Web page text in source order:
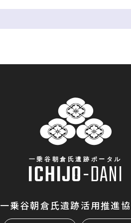
一乗谷朝倉氏遺跡ポータル
ICHIJO-DANI
一乗谷朝倉氏遺跡活用推進